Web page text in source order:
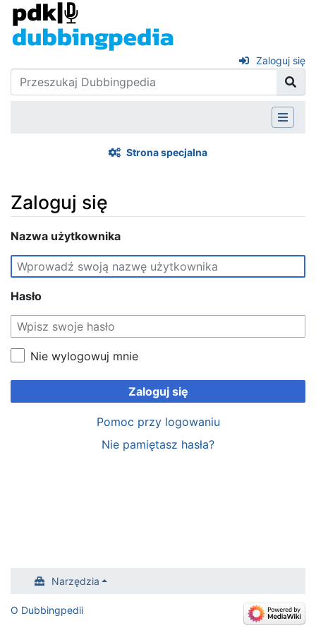
Zaloguj się
Strona specjalna
Zaloguj się
Skocz do:nawigacja,
Nazwa użytkownika
Hasło
Nie wylogowuj mnie
Zaloguj się
Pomoc przy logowaniu
Nie pamiętasz hasła?
Narzędzia
O Dubbingpedii